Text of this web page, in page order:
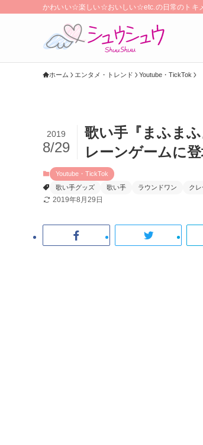
かわいい☆楽しい☆おいしい☆etc.の日常のトキ
ホーム エンタメ・トレンド Youtube・TickTok
歌い手『まふま
レーンゲームに
2019
8/29
Youtube・TickTok
歌い手グッズ
歌い手 ラウンドワン ク
2019年8月29日